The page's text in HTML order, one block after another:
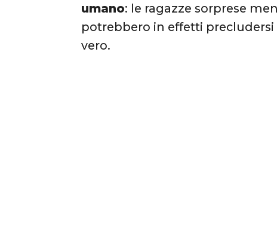
umano: le ragazze sorprese
potrebbero in effetti
vero.